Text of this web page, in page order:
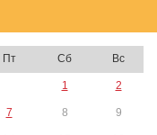
Пт Сб Вс
1 2
7 8 9